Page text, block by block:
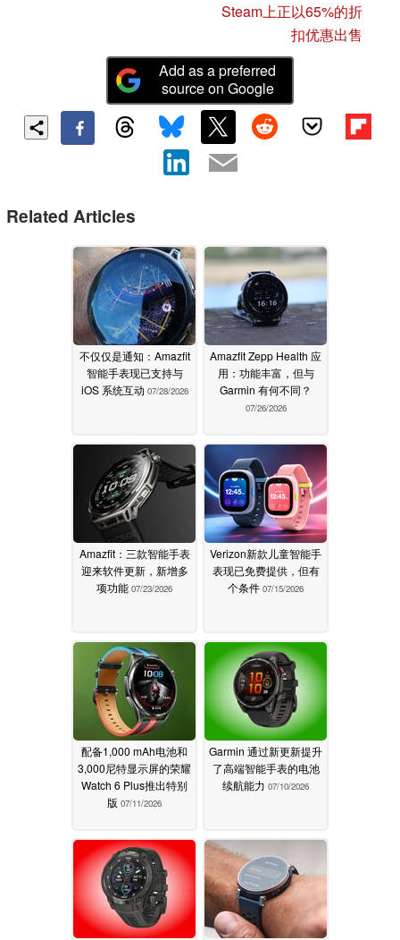
Steam上正以65%的折
扣优惠出售
Add as a preferred
source on Google
Related Articles
不仅仅是通知：Amazfit
智能手表现已支持与
iOS 系统互动 07/28/2026
Amazfit Zepp Health 应
用：功能丰富，但与
Garmin 有何不同？
07/26/2026
Amazfit：三款智能手表
迎来软件更新，新增多
项功能 07/23/2026
Verizon新款儿童智能手
表现已免费提供，但有
个条件 07/15/2026
配备1,000 mAh电池和
3,000尼特显示屏的荣耀
Watch 6 Plus推出特别
版 07/11/2026
Garmin 通过新更新提升
了高端智能手表的电池
续航能力 07/10/2026